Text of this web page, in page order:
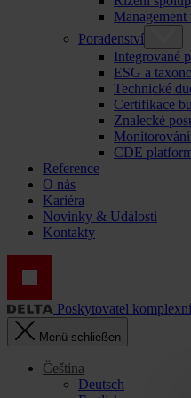
Poradenství
Integrované
ESG a
Technické
Certifikace
Znalecké
CDE
Reference
O nás
Kariéra
Novinky & Události
Kontakty
Poskytovatel
Menü schließen
Čeština
Deutsch